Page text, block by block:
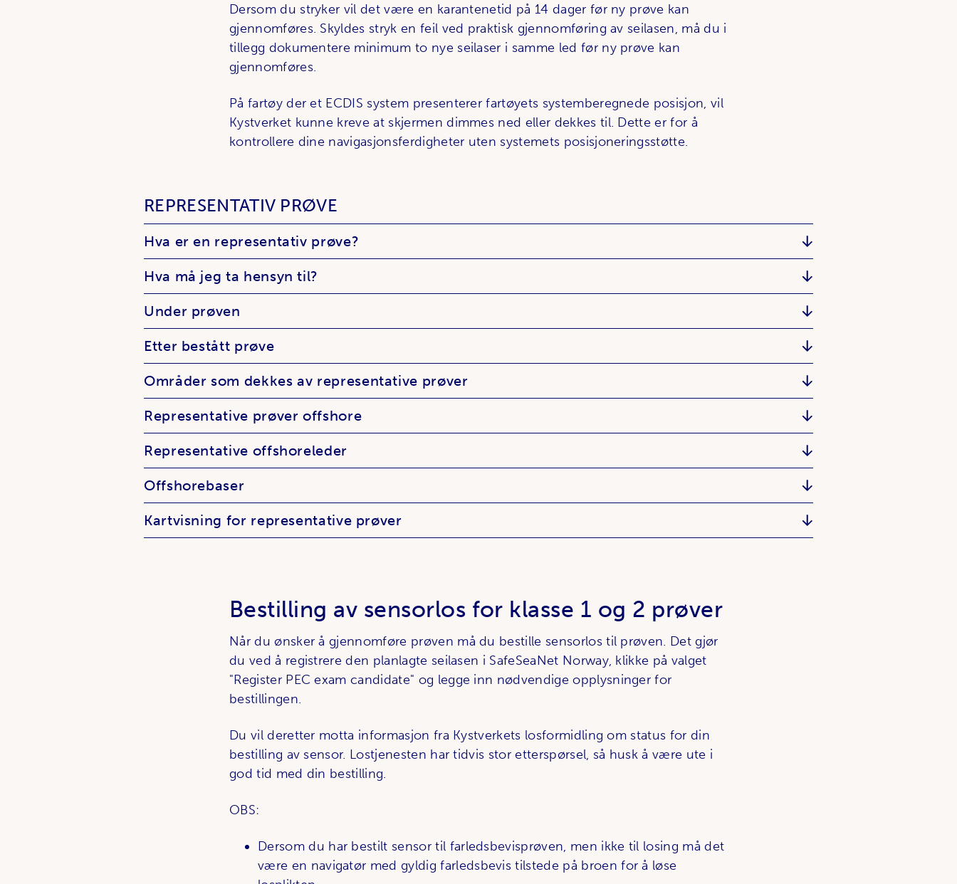
Dersom du stryker vil det være en karantenetid på 14 dager før ny prøve kan
gjennomføres. Skyldes stryk en feil ved praktisk gjennomføring av seilasen, må du i
tillegg dokumentere minimum to nye seilaser i samme led før ny prøve kan
gjennomføres.
På fartøy der et ECDIS system presenterer fartøyets systemberegnede posisjon, vil
Kystverket kunne kreve at skjermen dimmes ned eller dekkes til. Dette er for å
kontrollere dine navigasjonsferdigheter uten systemets posisjoneringsstøtte.
REPRESENTATIV PRØVE
Hva er en representativ prøve?
Hva må jeg ta hensyn til?
Under prøven
Etter bestått prøve
Områder som dekkes av representative prøver
Representative prøver offshore
Representative offshoreleder
Offshorebaser
Kartvisning for representative prøver
Bestilling av sensorlos for klasse 1 og 2 prøver
Når du ønsker å gjennomføre prøven må du bestille sensorlos til prøven. Det gjør
du ved å registrere den planlagte seilasen i SafeSeaNet Norway, klikke på valget
"Register PEC exam candidate" og legge inn nødvendige opplysninger for
bestillingen.
Du vil deretter motta informasjon fra Kystverkets losformidling om status for din
bestilling av sensor. Lostjenesten har tidvis stor etterspørsel, så husk å være ute i
god tid med din bestilling.
OBS:
Dersom du har bestilt sensor til farledsbevisprøven, men ikke til losing må det
være en navigatør med gyldig farledsbevis tilstede på broen for å løse